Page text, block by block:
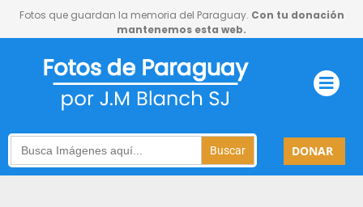
Fotos que guardan la memoria del Paraguay. Con tu donación
mantenemos esta web.
Search
for:
DONAR